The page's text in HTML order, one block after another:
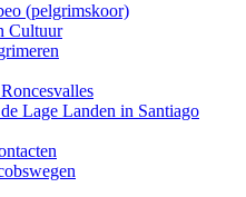
(pelgrimskoor)
Cultuur
Lage Landen in Santiago